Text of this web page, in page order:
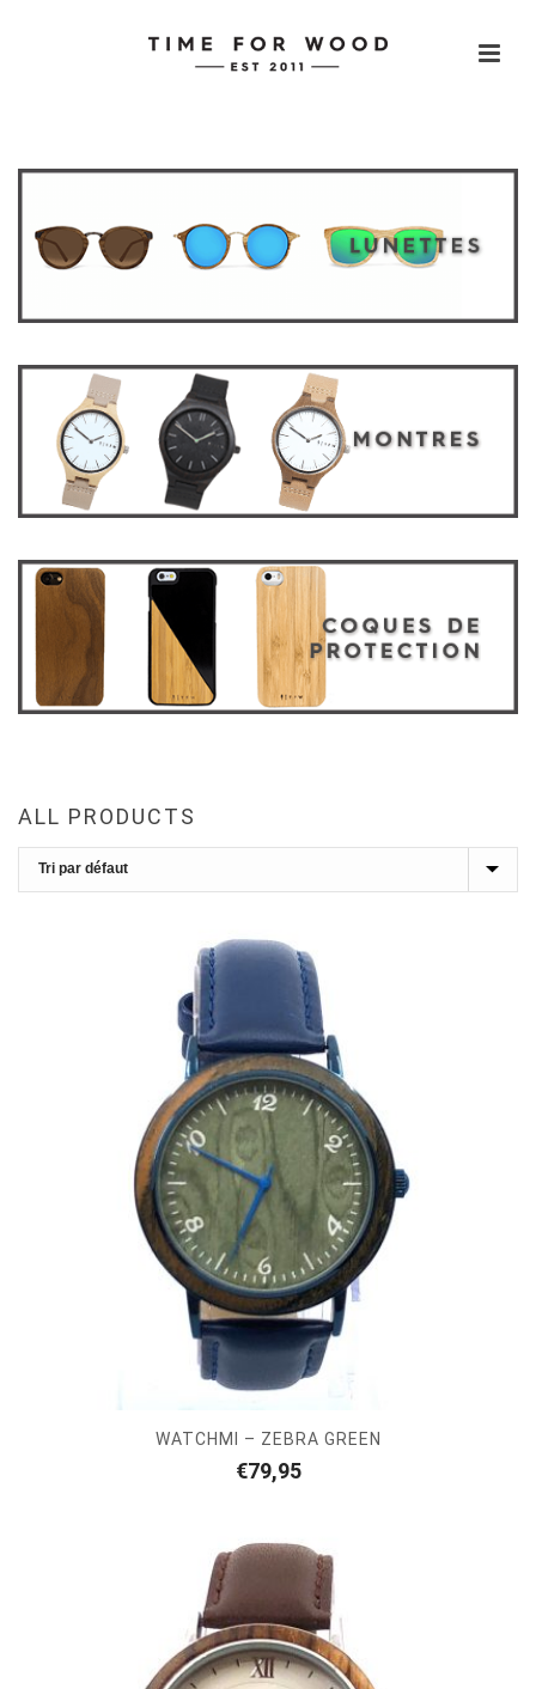
ALL PRODUCTS
WATCHMI – ZEBRA GREEN
€79,95